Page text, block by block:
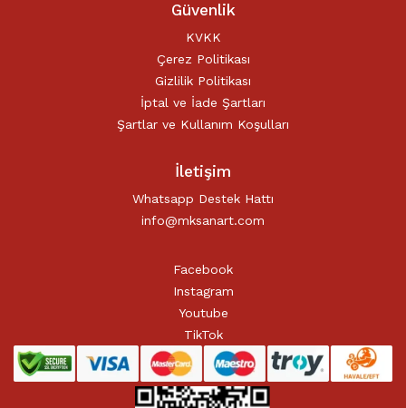
Güvenlik
KVKK
Çerez Politikası
Gizlilik Politikası
İptal ve İade Şartları
Şartlar ve Kullanım Koşulları
İletişim
Whatsapp Destek Hattı
info@mksanart.com
Facebook
Instagram
Youtube
TikTok